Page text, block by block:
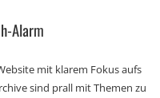
Alarm
mit klarem Fokus aufs
sind prall mit Themen zu